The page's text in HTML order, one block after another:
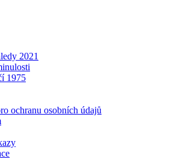
2021
1975
ochranu osobních údajů